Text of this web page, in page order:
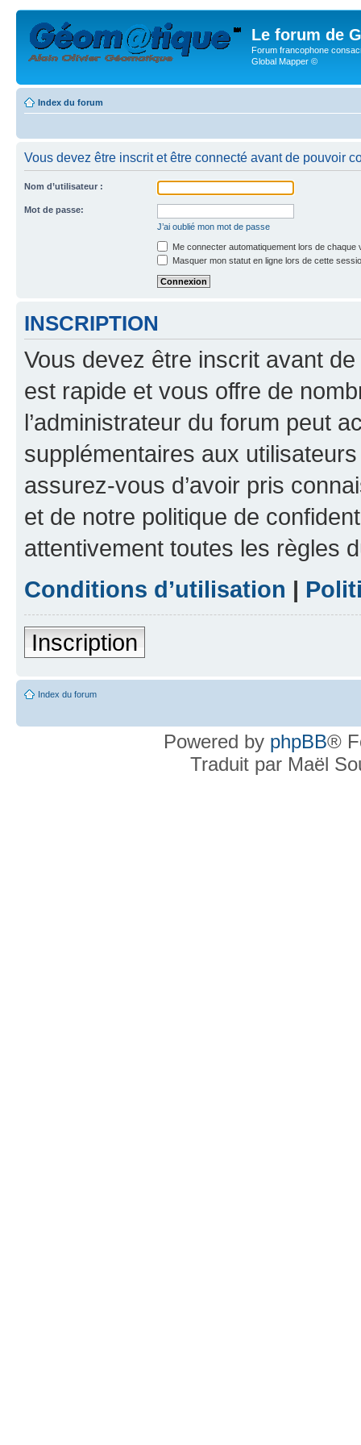
Le forum de
Forum francophone
Global Mapper ©
Index du forum
Vous devez être inscrit et être connecté avant de pouvoir
Nom d’utilisateur :
Mot de passe:
J’ai oublié mon mot de passe
Me connecter automatiquement lors de chaque
Masquer mon statut en ligne lors de cette
INSCRIPTION
Vous devez être inscrit avant
est rapide et vous offre de
l’administrateur du forum peut
supplémentaires aux
assurez-vous d’avoir pris
et de notre politique de
attentivement toutes les règles
Conditions d’utilisation |
Inscription
Index du forum
Powered by phpBB®
Traduit par Maël